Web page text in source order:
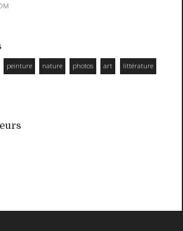
peinture nature photos art littérature